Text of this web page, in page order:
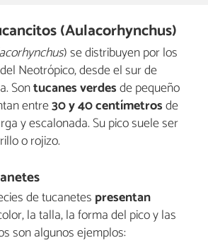
(Aulacorhynchus)
) se distribuyen por los
Neotrópico, desde el sur de
Sontucanes verdesde pequeño
entre30 y 40 centímetrosde
y escalonada. Su pico suele ser
o rojizo.
de tucanetes presentan
la talla, la forma del pico y las
son algunos ejemplos: